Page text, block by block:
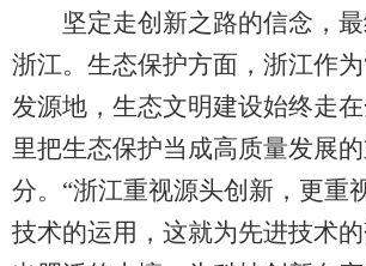
坚定走创新之路的信念，最
浙江。生态保护方面，浙江作
发源地，生态文明建设始终走
里把生态保护当成高质量发展
分。“浙江重视源头创新，更重
技术的运用，这就为先进技术